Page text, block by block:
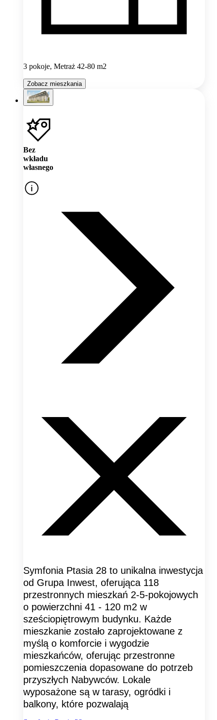
3 pokoje, Metraż 42-80 m2
Zobacz mieszkania
Bez
wkładu
własnego
Symfonia Ptasia 28 to unikalna inwestycja
od Grupa Inwest, oferująca 118
przestronnych mieszkań 2-5-pokojowych
o powierzchni 41 - 120 m2 w
sześciopiętrowym budynku. Każde
mieszkanie zostało zaprojektowane z
myślą o komforcie i wygodzie
mieszkańców, oferując przestronne
pomieszczenia dopasowane do potrzeb
przyszłych Nabywców. Lokale
wyposażone są w tarasy, ogródki i
balkony, które pozwalają